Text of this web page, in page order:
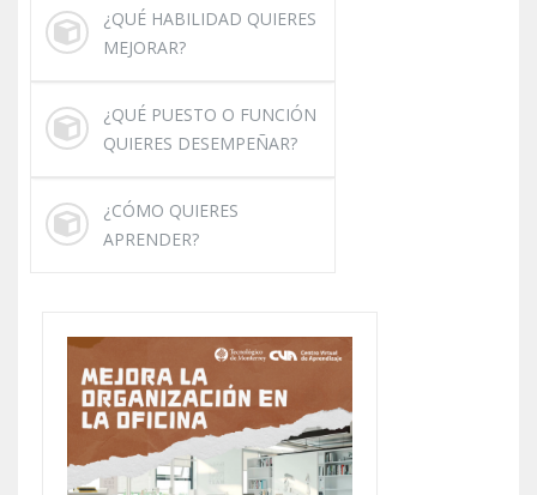
¿QUÉ HABILIDAD QUIERES
MEJORAR?
¿QUÉ PUESTO O FUNCIÓN
QUIERES DESEMPEÑAR?
¿CÓMO QUIERES
APRENDER?